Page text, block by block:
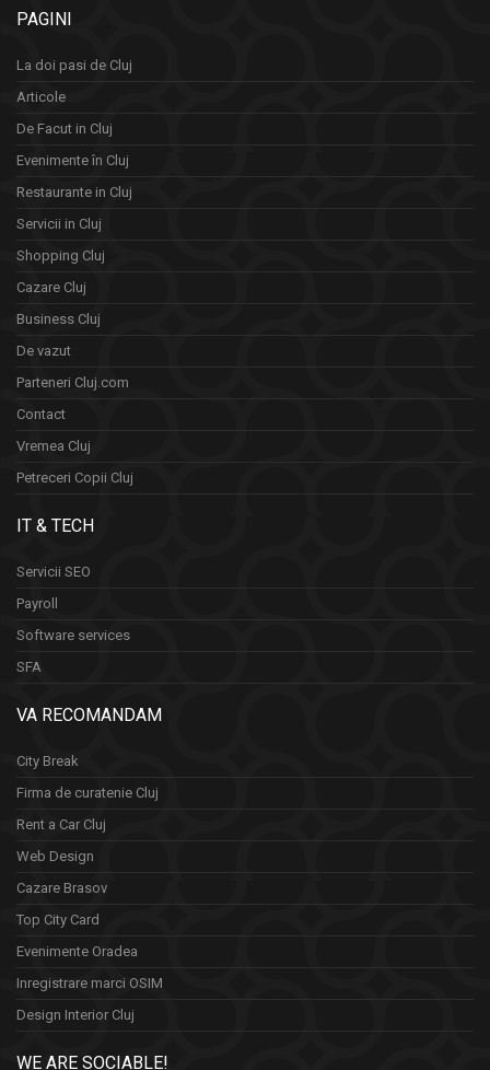
PAGINI
La doi pasi de Cluj
Articole
De Facut in Cluj
Evenimente în Cluj
Restaurante in Cluj
Servicii in Cluj
Shopping Cluj
Cazare Cluj
Business Cluj
De vazut
Parteneri Cluj.com
Contact
Vremea Cluj
Petreceri Copii Cluj
IT & TECH
Servicii SEO
Payroll
Software services
SFA
VA RECOMANDAM
City Break
Firma de curatenie Cluj
Rent a Car Cluj
Web Design
Cazare Brasov
Top City Card
Evenimente Oradea
Inregistrare marci OSIM
Design Interior Cluj
WE ARE SOCIABLE!